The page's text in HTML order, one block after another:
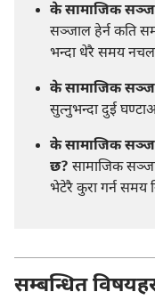
के सामाजिक
सञ्जाल हेर्न कति
भन्दा धेरै समय
के सामाजिक
सुत्नुभन्दा दुई
के सामाजिक
छ? सामाजिक
भेटेरै कुरा गर्न समय
सम्बन्धित